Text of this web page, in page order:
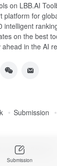
on LBB.AI
platform for
intelligent
on the best
in the AI
Submission
Build, Beyond)
Submission